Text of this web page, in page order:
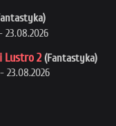
23.08.2026
Lustro 2 (Fantastyka)
- 23.08.2026